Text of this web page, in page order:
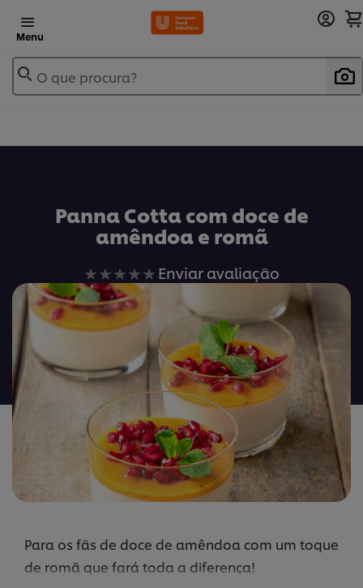
Menu
O que procura?
Panna Cotta com doce de
amêndoa e romã
Nenhuma
enviada
para
este
recipe
Enviar avaliação
Para os fãs de doce de amêndoa com um toque
de romã que fará toda a diferença!